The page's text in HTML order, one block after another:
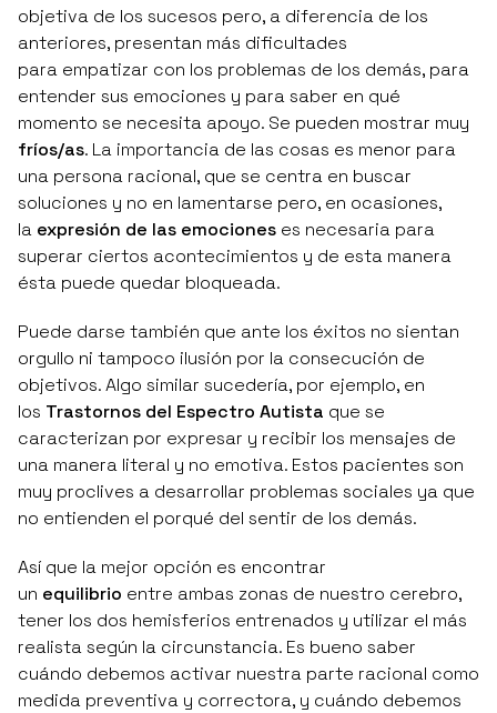
objetiva de los sucesos pero, a diferencia de los
anteriores, presentan más dificultades
para empatizar con los problemas de los demás, para
entender sus emociones y para saber en qué
momento se necesita apoyo. Se pueden mostrar muy
fríos/as. La importancia de las cosas es menor para
una persona racional, que se centra en buscar
soluciones y no en lamentarse pero, en ocasiones,
la expresión de las emociones es necesaria para
superar ciertos acontecimientos y de esta manera
ésta puede quedar bloqueada.
Puede darse también que ante los éxitos no sientan
orgullo ni tampoco ilusión por la consecución de
objetivos. Algo similar sucedería, por ejemplo, en
los Trastornos del Espectro Autista que se
caracterizan por expresar y recibir los mensajes de
una manera literal y no emotiva. Estos pacientes son
muy proclives a desarrollar problemas sociales ya que
no entienden el porqué del sentir de los demás.
Así que la mejor opción es encontrar
un equilibrio entre ambas zonas de nuestro cerebro,
tener los dos hemisferios entrenados y utilizar el más
realista según la circunstancia. Es bueno saber
cuándo debemos activar nuestra parte racional como
medida preventiva y correctora, y cuándo debemos